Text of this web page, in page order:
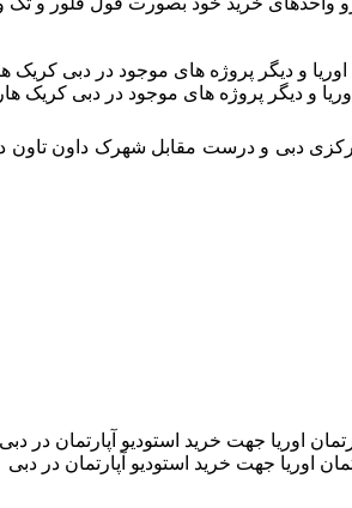
و دیگر پروژه های موجود در دبی کریک
دبی و درست مقابل شهرک داون تاون
اوریا جهت خرید استودیو آپارتمان در دبی